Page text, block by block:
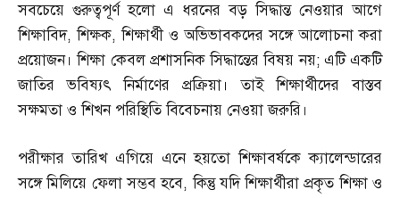
সবচেয়ে গুরুত্বপূর্ণ হলো এ ধরনের বড় সিদ্ধান্ত নেওয়ার আগে
শিক্ষাবিদ,শিক্ষক,শিক্ষার্থী ও অভিভাবকদের সঙ্গে আলোচনা করা
প্রয়োজন। শিক্ষা কেবল প্রশাসনিক সিদ্ধান্তের বিষয় নয়; এটি একটি
জাতির ভবিষ্যৎ নির্মাণের প্রক্রিয়া। তাই শিক্ষার্থীদের বাস্তব
সক্ষমতা ও শিখন পরিস্থিতি বিবেচনায় নেওয়া জরুরি।
পরীক্ষার তারিখ এগিয়ে এনে হয়তো শিক্ষাবর্ষকে ক্যালেন্ডারের
সঙ্গে মিলিয়ে ফেলা সম্ভব হবে,কিন্তু যদি শিক্ষার্থীরা প্রকৃত শিক্ষা ও